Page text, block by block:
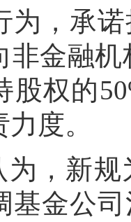
为，承
非金融
股权的
度。
为，新
基金公